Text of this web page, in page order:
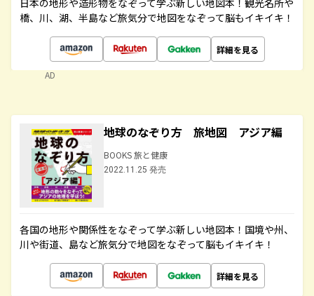
日本の地形や造形物をなぞって学ぶ新しい地図本！観光名所や
橋、川、湖、半島など旅気分で地図をなぞって脳もイキイキ！
詳細を見る
AD
地球のなぞり方 旅地図 アジア編
BOOKS 旅と健康
2022.11.25 発売
各国の地形や関係性をなぞって学ぶ新しい地図本！国境や州、
川や街道、島など旅気分で地図をなぞって脳もイキイキ！
詳細を見る